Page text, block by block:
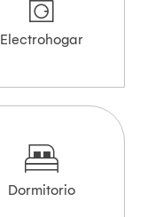
Electrohogar
Dormitorio